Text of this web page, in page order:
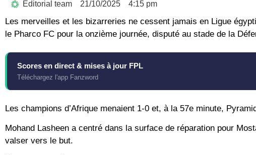
Editorial team 21/10/2025 4:15 pm
Les merveilles et les bizarreries ne cessent jamais en Ligue
le Pharco FC pour la onzième journée, disputé au stade de la
Scores en direct & mises à jour FPL
Téléchargez l'app Fanzword
Les champions d’Afrique menaient 1-0 et, à la 57e minute,
Mohand Lasheen a centré dans la surface de réparation pour
valser vers le but.